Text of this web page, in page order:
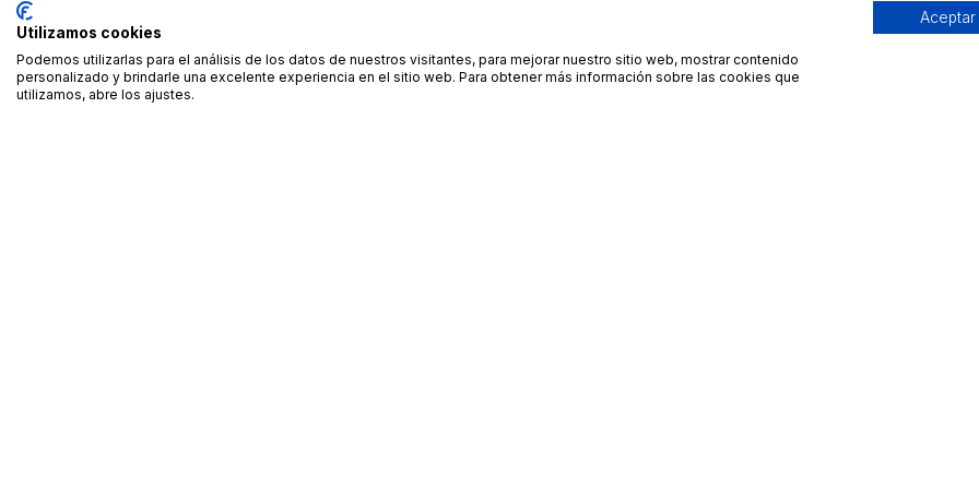
Utilizamos cookies
Podemos utilizarlas para el análisis de los datos de nuestros visitantes, para mejorar nuestro sitio web, mostrar contenido
personalizado y brindarle una excelente experiencia en el sitio web. Para obtener más información sobre las cookies que
utilizamos, abre los ajustes.